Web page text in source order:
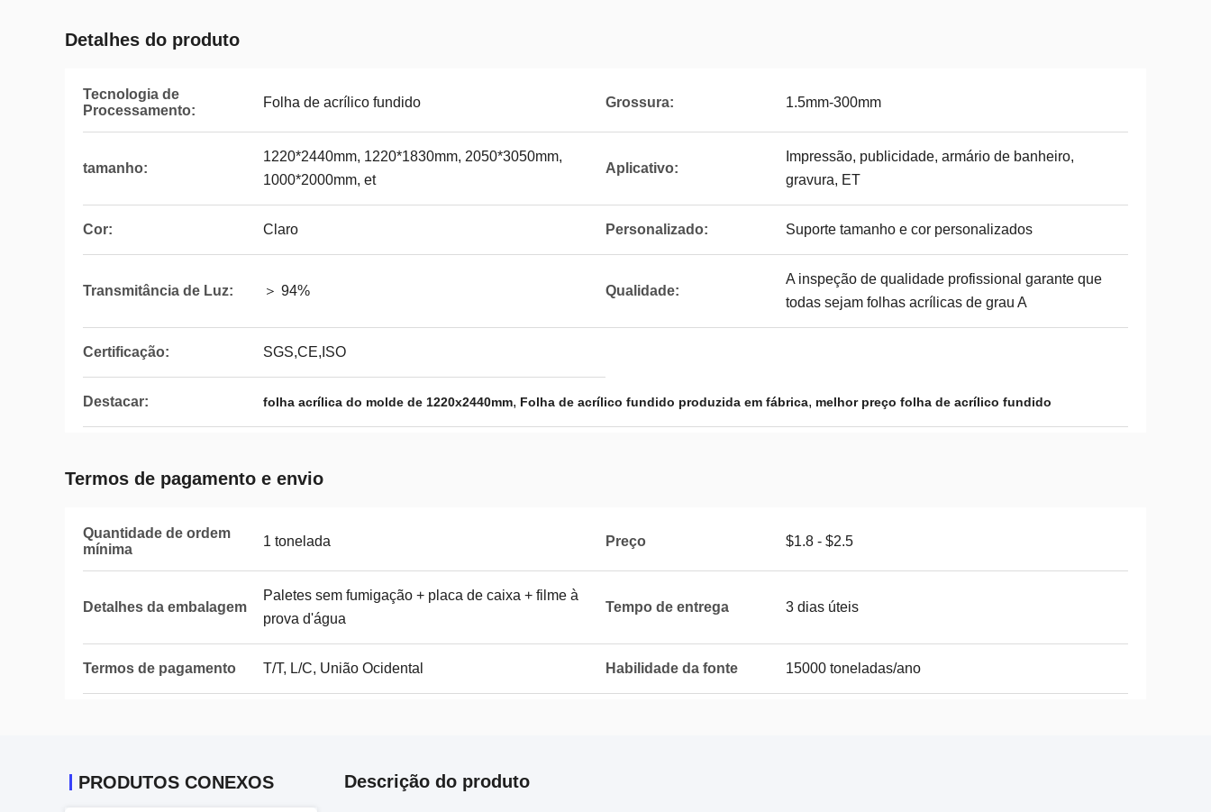
Detalhes do produto
Tecnologia de
Processamento:
Folha de acrílico fundido Grossura: 1.5mm-300mm
tamanho:
1220*2440mm, 1220*1830mm, 2050*3050mm,
1000*2000mm, et
Aplicativo:
Impressão, publicidade, armário de banheiro,
gravura, ET
Cor: Claro Personalizado: Suporte tamanho e cor personalizados
Transmitância de Luz: ＞ 94% Qualidade:
A inspeção de qualidade profissional garante que
todas sejam folhas acrílicas de grau A
Certificação: SGS,CE,ISO
Destacar: folha acrílica do molde de 1220x2440mm, Folha de acrílico fundido produzida em fábrica, melhor preço folha de acrílico fundido
Termos de pagamento e envio
Quantidade de ordem
mínima
1 tonelada Preço $1.8 - $2.5
Detalhes da embalagem
Paletes sem fumigação + placa de caixa + filme à
prova d'água
Tempo de entrega 3 dias úteis
Termos de pagamento T/T, L/C, União Ocidental Habilidade da fonte 15000 toneladas/ano
PRODUTOS CONEXOS Descrição do produto